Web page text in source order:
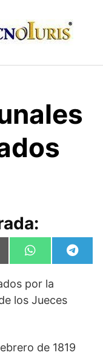
Compartir
en
W
h
t
s
A
en
T
e
por la
los Jueces
de 1819